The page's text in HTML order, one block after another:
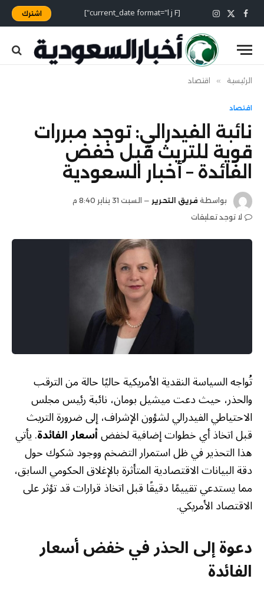
فيسبوك
X
(Twitter)
الانستغرام [current_date format="l j F"] اشترك
الرئيسية » اقتصاد
اقتصاد
نائبة الفيدرالي: توجد مبررات
قوية للتريث قبل خفض
الفائدة – أخبار السعودية
بواسطة فريق التحرير
السبت 31 يناير 8:40 م
لا توجد تعليقات
تُواجه السياسة النقدية الأمريكية حاليًا حالة من الترقب
والحذر، حيث دعت ميشيل بومان، نائبة رئيس مجلس
الاحتياطي الفيدرالي لشؤون الإشراف، إلى ضرورة التريث
قبل اتخاذ أي خطوات إضافية لخفضأسعار الفائدة. يأتي
هذا التحذير في ظل استمرار التضخم ووجود شكوك حول
دقة البيانات الاقتصادية المتأثرة بالإغلاق الحكومي السابق،
مما يستدعي تقييمًا دقيقًا قبل اتخاذ قرارات قد تؤثر على
الاقتصاد الأمريكي.
دعوة إلى الحذر في خفض أسعار
الفائدة